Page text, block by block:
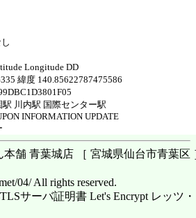
Longitude DD
緯度 140.85622787475586
駅 川内駅 国際センター駅
INFORMATION UPDATE
本舗 青葉城店 ［ 宮城県仙台市青葉区
04/ All rights reserved.
サーバ証明書 Let's Encrypt レッツ